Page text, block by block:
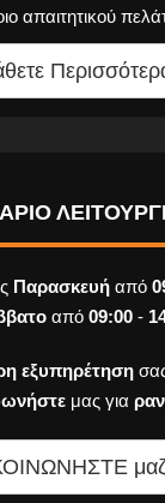
απαιτητικού
Παρασκευήαπό
από 09:00-
εξυπηρέτηση
μας για